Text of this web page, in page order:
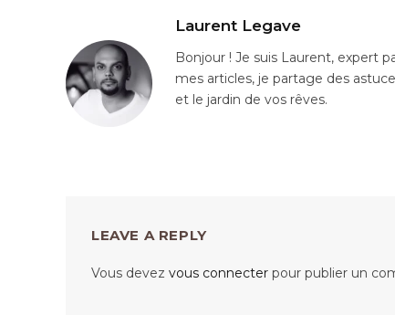
Laurent Legave
Bonjour ! Je suis Laurent, expert
mes articles, je partage des
et le jardin de vos rêves.
LEAVE A REPLY
Vous devez vous connecter pour publier un